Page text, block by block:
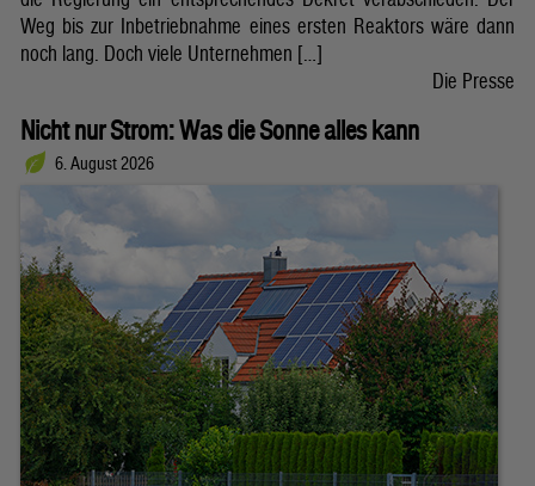
Weg bis zur Inbetriebnahme eines ersten Reaktors wäre dann
noch lang. Doch viele Unternehmen […]
Die Presse
Nicht nur Strom: Was die Sonne alles kann
6. August 2026